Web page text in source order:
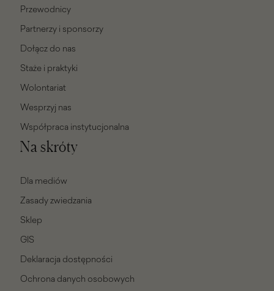
Przewodnicy
Partnerzy i sponsorzy
Dołącz do nas
Staże i praktyki
Wolontariat
Wesprzyj nas
Współpraca instytucjonalna
Na skróty
Dla mediów
Zasady zwiedzania
Sklep
GIS
Deklaracja dostępności
Ochrona danych osobowych